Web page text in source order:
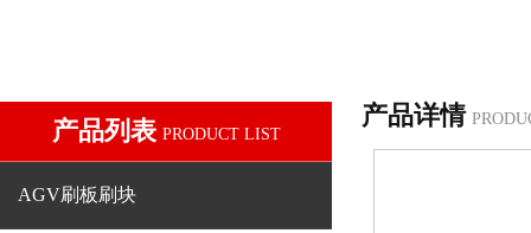
产品列表 PRODUCT LIST
AGV刷板刷块
产品详情